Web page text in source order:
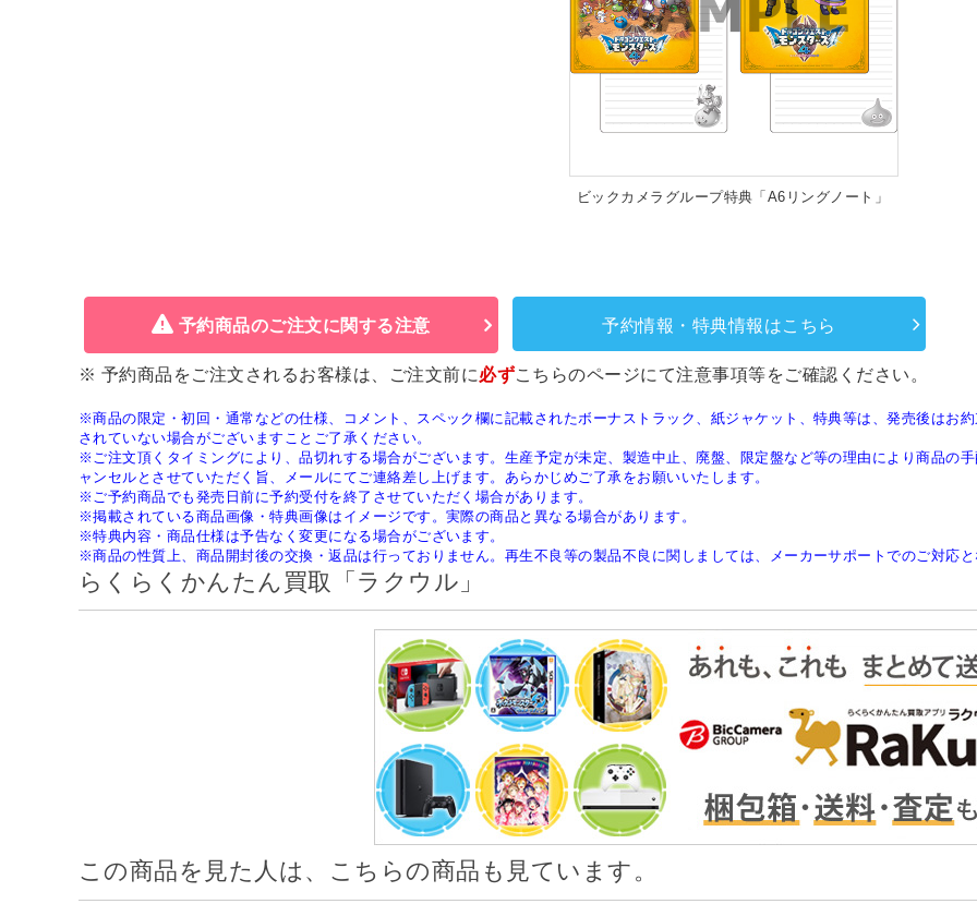
ビックカメラグループ特典「A6リングノート」
予約商品のご注文に関する注意 予約情報・特典情報はこちら
※ 予約商品をご注文されるお客様は、ご注文前に必ずこちらのページにて注意事項等をご確認ください。
※商品の限定・初回・通常などの仕様、コメント、スペック欄に記載されたボーナストラック、紙ジャケット、特典等は、発売後はお
されていない場合がございますことご了承ください。
※ご注文頂くタイミングにより、品切れする場合がございます。生産予定が未定、製造中止、廃盤、限定盤など等の理由により商品の
ャンセルとさせていただく旨、メールにてご連絡差し上げます。あらかじめご了承をお願いいたします。
※ご予約商品でも発売日前に予約受付を終了させていただく場合があります。
※掲載されている商品画像・特典画像はイメージです。実際の商品と異なる場合があります。
※特典内容・商品仕様は予告なく変更になる場合がございます。
※商品の性質上、商品開封後の交換・返品は行っておりません。再生不良等の製品不良に関しましては、メーカーサポートでのご対応
らくらくかんたん買取「ラクウル」
この商品を見た人は、こちらの商品も見ています。